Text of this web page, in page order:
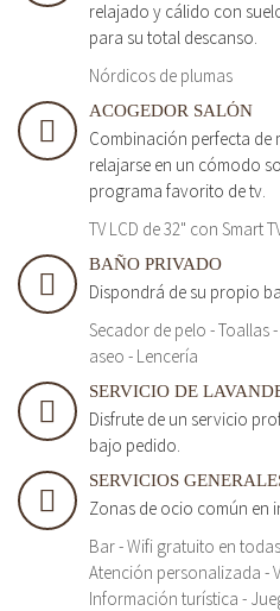
relajado y cálido con
para su total descanso.
Nórdicos de plumas
ACOGEDOR SALÓN
Combinación perfecta de
relajarse en un cómodo
programa favorito de tv.
TV LCD de 32" con Smart
BAÑO PRIVADO
Dispondrá de su propio
Secador de pelo - Toallas
aseo - Lencería
SERVICIO DE
Disfrute de un servicio
bajo pedido.
SERVICIOS
Zonas de ocio común en
Bar - Wifi gratuito en
Atención personalizada -
Información turística -